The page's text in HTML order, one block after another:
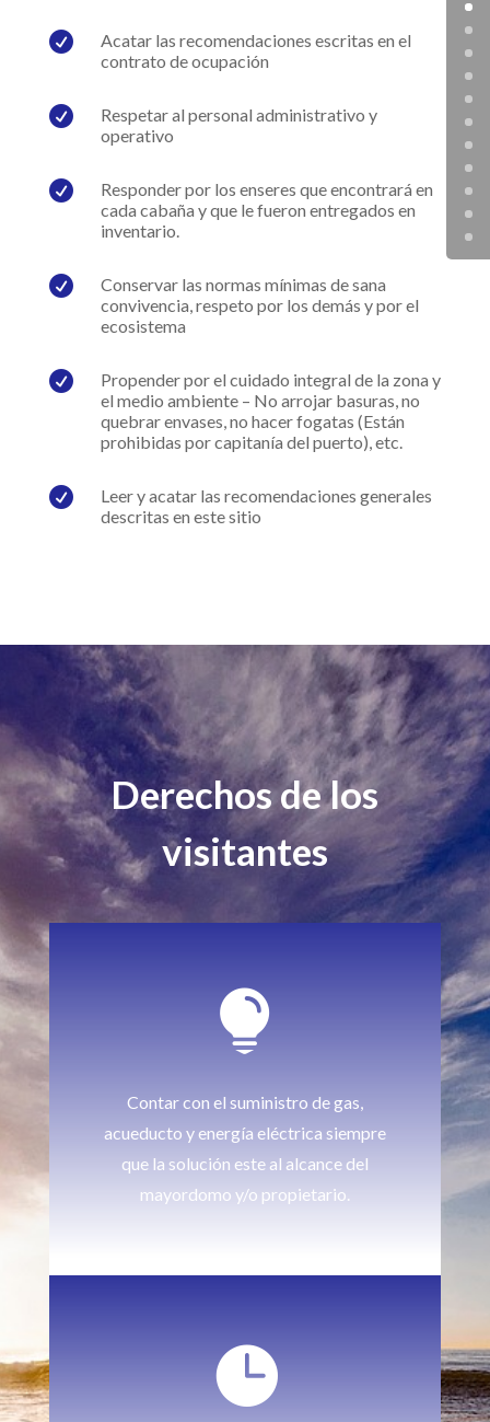

Acatar las recomendaciones escritas en el
contrato de ocupación

Respetar al personal administrativo y
operativo

Responder por los enseres que encontrará en
cada cabaña y que le fueron entregados en
inventario.

Conservar las normas mínimas de sana
convivencia, respeto por los demás y por el
ecosistema

Propender por el cuidado integral de la zona y
el medio ambiente – No arrojar basuras, no
quebrar envases, no hacer fogatas (Están
prohibidas por capitanía del puerto), etc.

Leer y acatar las recomendaciones generales
descritas en este sitio
Derechos de los
visitantes

Contar con el suministro de gas,
acueducto y energía eléctrica siempre
que la solución este al alcance del
mayordomo y/o propietario.
